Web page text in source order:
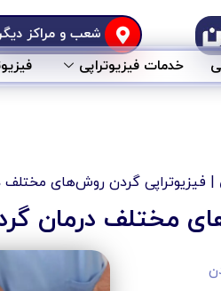
شعب و مراکز
خدمات فیزیوتراپی
| فیزیوتراپی گردن روش‌های مختلف
مختلف درمان